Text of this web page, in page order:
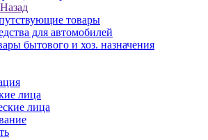
Назад
товары
для автомобилей
бытового и хоз. назначения
лица
лица